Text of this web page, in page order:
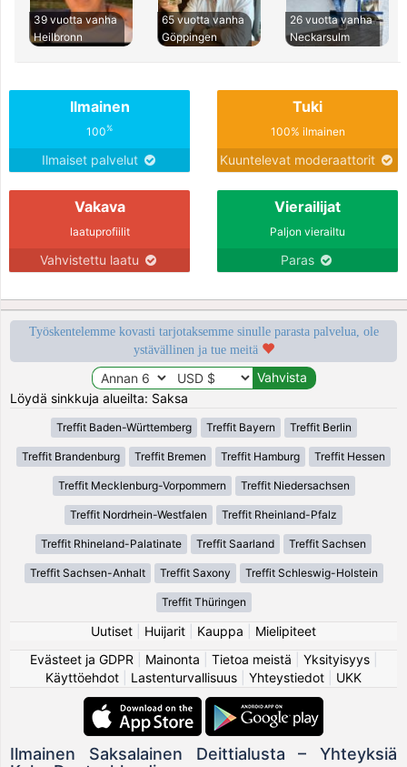
39 vuotta vanha
Heilbronn
65 vuotta vanha
Göppingen
26 vuotta vanha
Neckarsulm
Ilmainen
100%
Ilmaiset palvelut
Tuki
100% ilmainen
Kuuntelevat moderaattorit
Vakava
laatuprofiilit
Vahvistettu laatu
Vierailijat
Paljon vierailtu
Paras
Työskentelemme kovasti tarjotaksemme sinulle parasta palvelua, ole
ystävällinen ja tue meitä
Löydä sinkkuja alueilta: Saksa
Treffit Baden-Württemberg Treffit Bayern Treffit Berlin
Treffit Brandenburg Treffit Bremen Treffit Hamburg Treffit Hessen
Treffit Mecklenburg-Vorpommern Treffit Niedersachsen
Treffit Nordrhein-Westfalen Treffit Rheinland-Pfalz
Treffit Rhineland-Palatinate Treffit Saarland Treffit Sachsen
Treffit Sachsen-Anhalt Treffit Saxony Treffit Schleswig-Holstein
Treffit Thüringen
Uutiset Huijarit Kauppa
Mielipiteet
Evästeet ja GDPR
Mainonta Tietoa meistä Yksityisyys|
Käyttöehdot
Lastenturvallisuus Yhteystiedot UKK
Ilmainen Saksalainen Deittialusta – Yhteyksiä